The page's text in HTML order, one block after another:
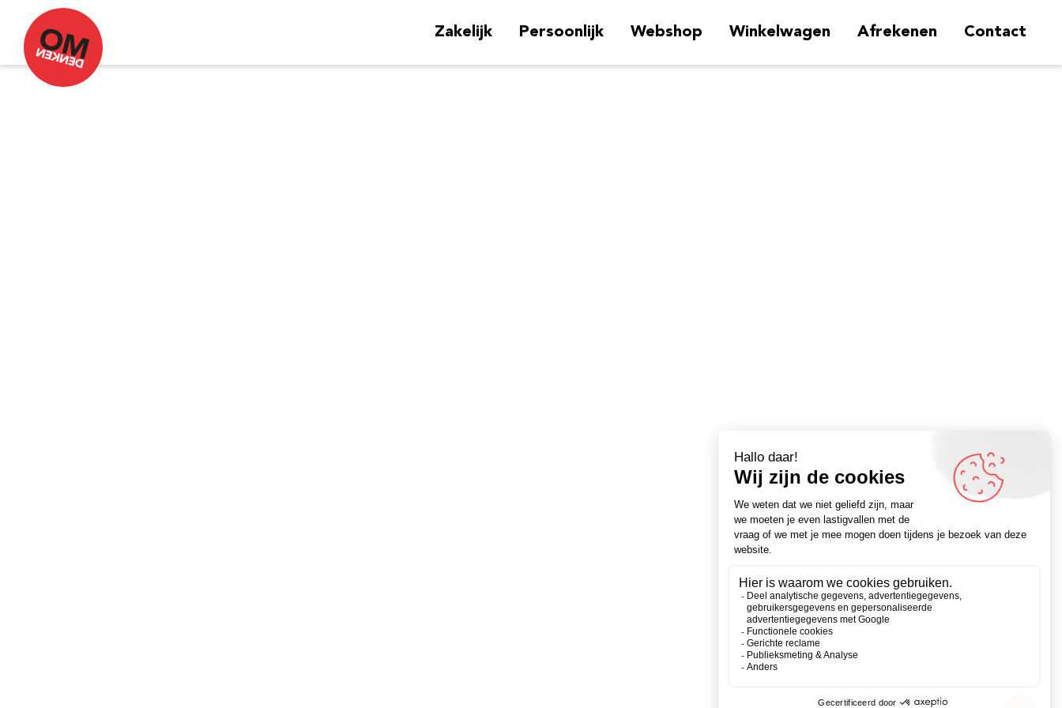
Zakelijk Persoonlijk Webshop Winkelwagen Afrekenen Contact